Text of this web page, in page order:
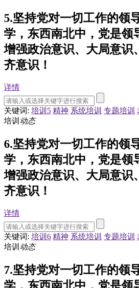
5.坚持党对一切工作的领
学，东西南北中，党是领
增强政治意识、大局意识
齐意识！
详情
关键词: 培训5 精神 系统培训 专题培训
培训 动态
6.坚持党对一切工作的领
学，东西南北中，党是领
增强政治意识、大局意识
齐意识！
详情
关键词: 培训6 精神 系统培训 专题培训
培训 动态
7.坚持党对一切工作的领
学，东西南北中，党是领